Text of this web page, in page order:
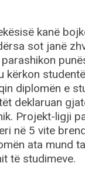
kanë
sot janë
diplomën e
deklaruan
Projekt-ligji
në 5 vite
ata mund
të studimeve.